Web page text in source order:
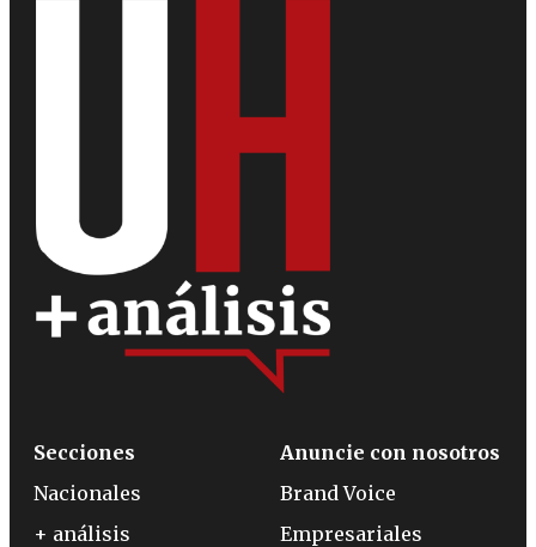
Secciones
Nacionales
+ análisis
Anuncie con nosotros
Brand Voice
Empresariales